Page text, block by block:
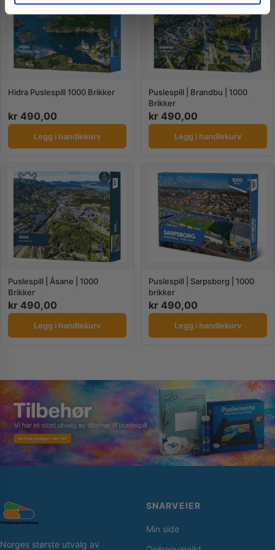
Hidra Puslespill 1000 Brikker
kr 490,00
Legg i handlekurv
Puslespill | Brandbu | 1000
Brikker
kr 490,00
Legg i handlekurv
Puslespill | Åsane | 1000
Brikker
kr 490,00
Legg i handlekurv
Puslespill | Sarpsborg | 1000
brikker
kr 490,00
Legg i handlekurv
Norges største utvalg av
SNARVEIER
Min side